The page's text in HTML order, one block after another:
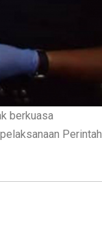
berkuasa
Perintah